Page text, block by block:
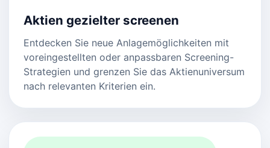
Aktien gezielter screenen
Entdecken Sie neue Anlagemöglichkeiten mit
voreingestellten oder anpassbaren Screening-
Strategien und grenzen Sie das Aktienuniversum
nach relevanten Kriterien ein.